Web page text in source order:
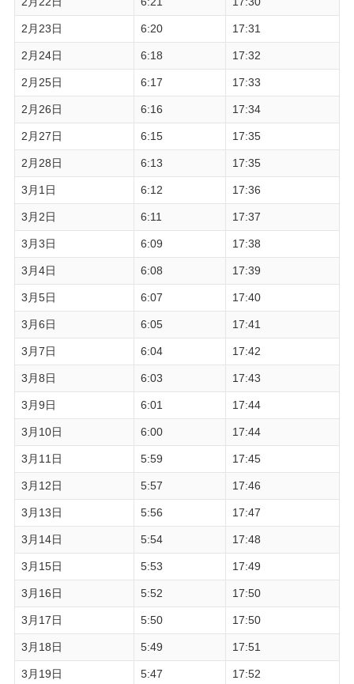
2月23日 6:20 17:31
2月24日 6:18 17:32
2月25日 6:17 17:33
2月26日 6:16 17:34
2月27日 6:15 17:35
2月28日 6:13 17:35
3月1日 6:12 17:36
3月2日 6:11 17:37
3月3日 6:09 17:38
3月4日 6:08 17:39
3月5日 6:07 17:40
3月6日 6:05 17:41
3月7日 6:04 17:42
3月8日 6:03 17:43
3月9日 6:01 17:44
3月10日 6:00 17:44
3月11日 5:59 17:45
3月12日 5:57 17:46
3月13日 5:56 17:47
3月14日 5:54 17:48
3月15日 5:53 17:49
3月16日 5:52 17:50
3月17日 5:50 17:50
3月18日 5:49 17:51
3月19日 5:47 17:52